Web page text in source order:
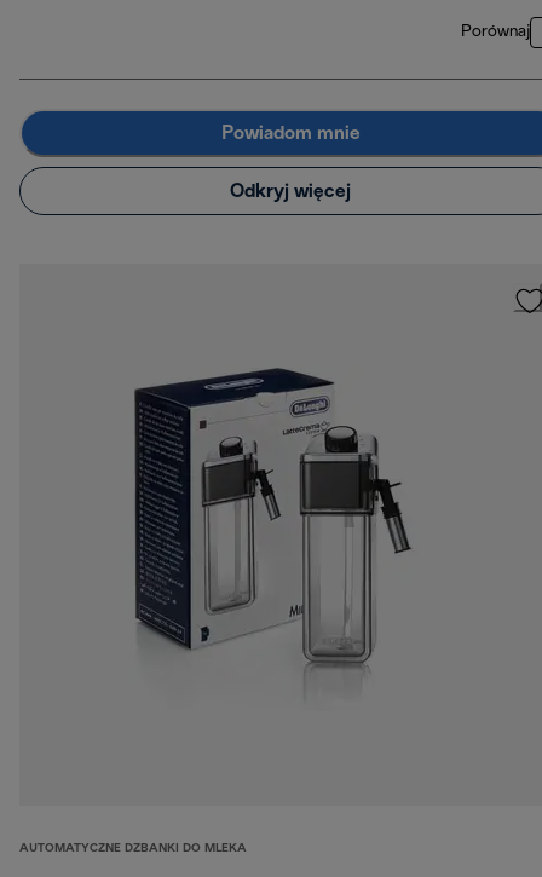
Porównaj
Powiadom mnie
Odkryj więcej
AUTOMATYCZNE DZBANKI DO MLEKA